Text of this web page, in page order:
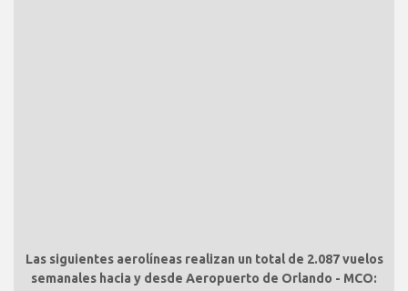
Las siguientes aerolíneas realizan un total de 2.087 vuelos
semanales hacia y desde Aeropuerto de Orlando - MCO: